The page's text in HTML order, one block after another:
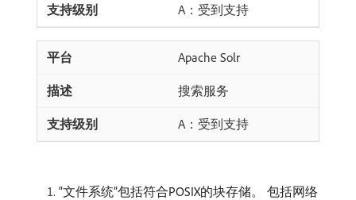
A：受到支持
Apache Solr
搜索服务
A：受到支持
“文件系统”包括符合POSIX的块存储。 包括网络